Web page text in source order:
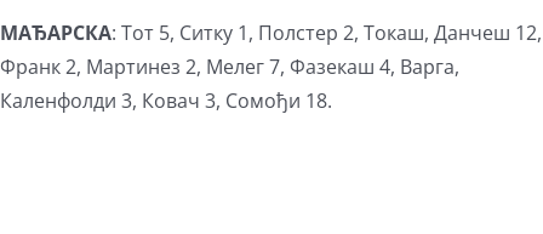
МАЂАРСКА: Тот 5, Ситку 1, Полстер 2, Токаш, Данчеш 12,
Франк 2, Мартинез 2, Мелег 7, Фазекаш 4, Варга,
Каленфолди 3, Ковач 3, Сомођи 18.